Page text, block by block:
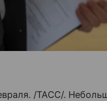
/ТАСС/.